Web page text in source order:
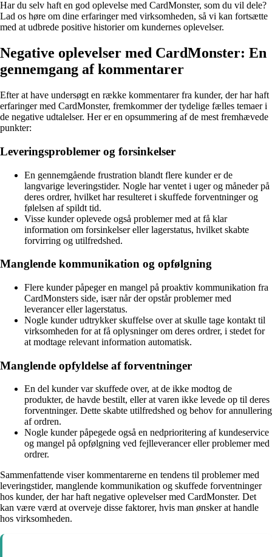
Har du selv haft en god oplevelse med CardMonster, som du vil dele?
Lad os høre om dine erfaringer med virksomheden, så vi kan fortsætte
med at udbrede positive historier om kundernes oplevelser.
Negative oplevelser med CardMonster: En
gennemgang af kommentarer
Efter at have undersøgt en række kommentarer fra kunder, der har haft
erfaringer med CardMonster, fremkommer der tydelige fælles temaer i
de negative udtalelser. Her er en opsummering af de mest fremhævede
punkter:
Leveringsproblemer og forsinkelser
En gennemgående frustration blandt flere kunder er de
langvarige leveringstider. Nogle har ventet i uger og måneder på
deres ordrer, hvilket har resulteret i skuffede forventninger og
følelsen af spildt tid.
Visse kunder oplevede også problemer med at få klar
information om forsinkelser eller lagerstatus, hvilket skabte
forvirring og utilfredshed.
Manglende kommunikation og opfølgning
Flere kunder påpeger en mangel på proaktiv kommunikation fra
CardMonsters side, især når der opstår problemer med
leverancer eller lagerstatus.
Nogle kunder udtrykker skuffelse over at skulle tage kontakt til
virksomheden for at få oplysninger om deres ordrer, i stedet for
at modtage relevant information automatisk.
Manglende opfyldelse af forventninger
En del kunder var skuffede over, at de ikke modtog de
produkter, de havde bestilt, eller at varen ikke levede op til deres
forventninger. Dette skabte utilfredshed og behov for annullering
af ordren.
Nogle kunder påpegede også en nedprioritering af kundeservice
og mangel på opfølgning ved fejlleverancer eller problemer med
ordrer.
Sammenfattende viser kommentarerne en tendens til problemer med
leveringstider, manglende kommunikation og skuffede forventninger
hos kunder, der har haft negative oplevelser med CardMonster. Det
kan være værd at overveje disse faktorer, hvis man ønsker at handle
hos virksomheden.